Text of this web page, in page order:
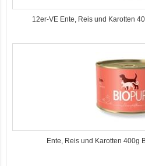
12er-VE Ente, Reis und Karotten
Ente, Reis und Karotten 400g